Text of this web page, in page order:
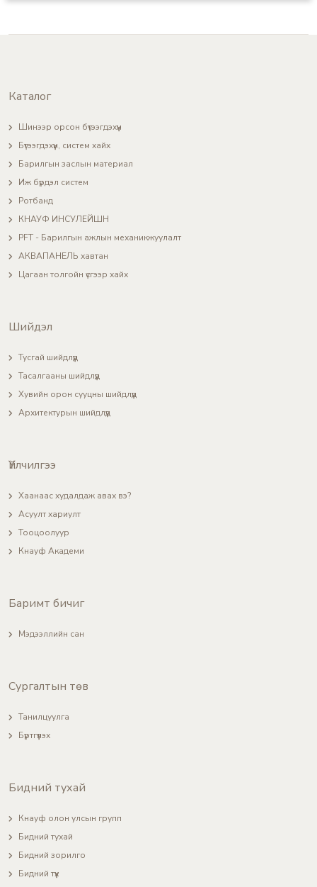
Каталог
Шинээр орсон бүтээгдэхүүн
Бүтээгдэхүүн, систем хайх
Барилгын заслын материал
Иж бүрдэл систем
Ротбанд
КНАУФ ИНСУЛЕЙШН
PFT - Барилгын ажлын механикжуулалт
АКВАПАНЕЛЬ хавтан
Цагаан толгойн үсгээр хайх
Шийдэл
Тусгай шийдлүүд
Тасалгааны шийдлүүд
Хувийн орон сууцны шийдлүүд
Архитектурын шийдлүүд
Үйлчилгээ
Хаанаас худалдаж авах вэ?
Асуулт хариулт
Тооцоолуур
Кнауф Академи
Баримт бичиг
Мэдээллийн сан
Сургалтын төв
Танилцуулга
Бүртгүүлэх
Бидний тухай
Кнауф олон улсын групп
Бидний тухай
Бидний зорилго
Бидний түүх